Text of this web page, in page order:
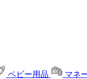
ベビー用品
マネ